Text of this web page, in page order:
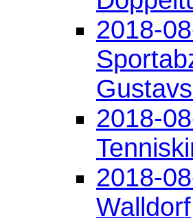
2018-
2018-
2018-
Walldorf